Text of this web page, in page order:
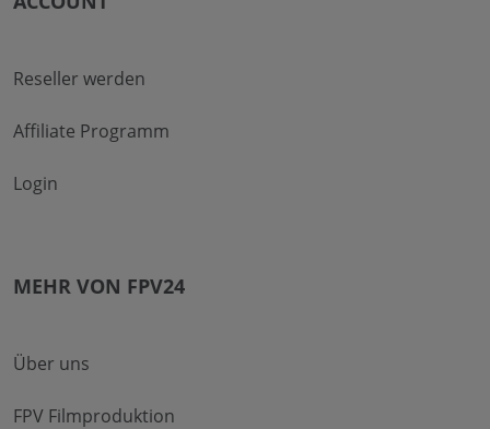
Reseller werden
Affiliate Programm
Login
MEHR VON FPV24
Über uns
FPV Filmproduktion